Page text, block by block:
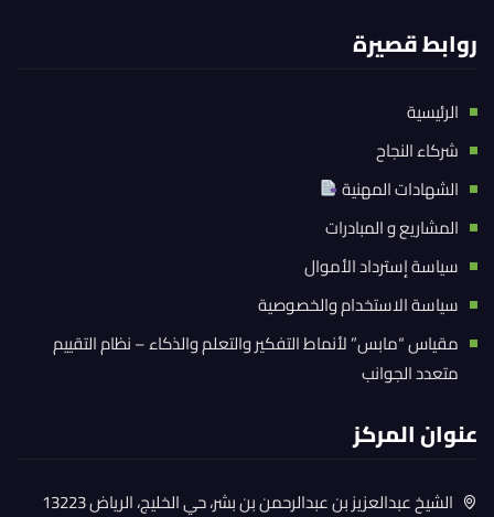
روابط قصيرة
الرئيسية
شركاء النجاح
الشهادات المهنية
المشاريع و المبادرات
سياسة إسترداد الأموال
سياسة الاستخدام والخصوصية
مقياس “مابس” لأنماط التفكير والتعلم والذكاء – نظام التقييم
متعدد الجوانب
عنوان المركز
الشيخ عبدالعزيز بن عبدالرحمن بن بشر، حي الخليج، الرياض 13223